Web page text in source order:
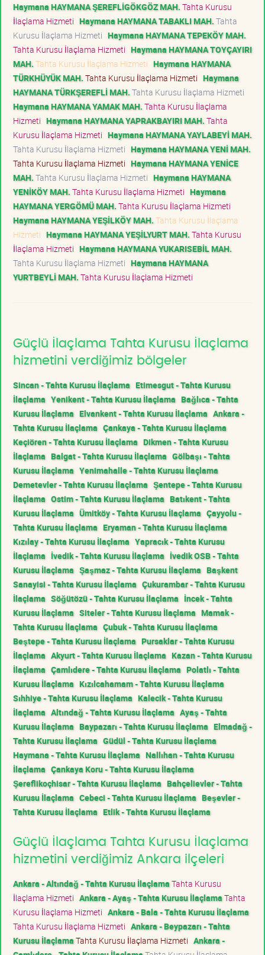
Haymana HAYMANA ŞEREFLİGÖKGÖZ MAH. Tahta Kurusu
İlaçlama Hizmeti Haymana HAYMANA TABAKLI MAH. Tahta
Kurusu İlaçlama Hizmeti Haymana HAYMANA TEPEKÖY MAH.
Tahta Kurusu İlaçlama Hizmeti Haymana HAYMANA TOYÇAYIRI
MAH. Tahta Kurusu İlaçlama Hizmeti Haymana HAYMANA
TÜRKHÜYÜK MAH. Tahta Kurusu İlaçlama Hizmeti Haymana
HAYMANA TÜRKŞEREFLİ MAH. Tahta Kurusu İlaçlama Hizmeti
Haymana HAYMANA YAMAK MAH. Tahta Kurusu İlaçlama
Hizmeti Haymana HAYMANA YAPRAKBAYIRI MAH. Tahta
Kurusu İlaçlama Hizmeti Haymana HAYMANA YAYLABEYİ MAH.
Tahta Kurusu İlaçlama Hizmeti Haymana HAYMANA YENİ MAH.
Tahta Kurusu İlaçlama Hizmeti Haymana HAYMANA YENİCE
MAH. Tahta Kurusu İlaçlama Hizmeti Haymana HAYMANA
YENİKÖY MAH. Tahta Kurusu İlaçlama Hizmeti Haymana
HAYMANA YERGÖMÜ MAH. Tahta Kurusu İlaçlama Hizmeti
Haymana HAYMANA YEŞİLKÖY MAH. Tahta Kurusu İlaçlama
Hizmeti Haymana HAYMANA YEŞİLYURT MAH. Tahta Kurusu
İlaçlama Hizmeti Haymana HAYMANA YUKARISEBİL MAH.
Tahta Kurusu İlaçlama Hizmeti Haymana HAYMANA
YURTBEYLİ MAH. Tahta Kurusu İlaçlama Hizmeti
Güçlü İlaçlama Tahta Kurusu İlaçlama
hizmetini verdiğimiz bölgeler
Sincan - Tahta Kurusu İlaçlama Etimesgut - Tahta Kurusu
İlaçlama Yenikent - Tahta Kurusu İlaçlama Bağlıca - Tahta
Kurusu İlaçlama Elvankent - Tahta Kurusu İlaçlama Ankara -
Tahta Kurusu İlaçlama Çankaya - Tahta Kurusu İlaçlama
Keçiören - Tahta Kurusu İlaçlama Dikmen - Tahta Kurusu
İlaçlama Balgat - Tahta Kurusu İlaçlama Gölbaşı - Tahta
Kurusu İlaçlama Yenimahalle - Tahta Kurusu İlaçlama
Demetevler - Tahta Kurusu İlaçlama Şentepe - Tahta Kurusu
İlaçlama Ostim - Tahta Kurusu İlaçlama Batıkent - Tahta
Kurusu İlaçlama Ümitköy - Tahta Kurusu İlaçlama Çayyolu -
Tahta Kurusu İlaçlama Eryaman - Tahta Kurusu İlaçlama
Kızılay - Tahta Kurusu İlaçlama Yapracık - Tahta Kurusu
İlaçlama İvedik - Tahta Kurusu İlaçlama İvedik OSB - Tahta
Kurusu İlaçlama Şaşmaz - Tahta Kurusu İlaçlama Başkent
Sanayisi - Tahta Kurusu İlaçlama Çukurambar - Tahta Kurusu
İlaçlama Söğütözü - Tahta Kurusu İlaçlama İncek - Tahta
Kurusu İlaçlama Siteler - Tahta Kurusu İlaçlama Mamak -
Tahta Kurusu İlaçlama Çubuk - Tahta Kurusu İlaçlama
Beştepe - Tahta Kurusu İlaçlama Pursaklar - Tahta Kurusu
İlaçlama Akyurt - Tahta Kurusu İlaçlama Kazan - Tahta Kurusu
İlaçlama Çamlıdere - Tahta Kurusu İlaçlama Polatlı - Tahta
Kurusu İlaçlama Kızılcahamam - Tahta Kurusu İlaçlama
Sıhhiye - Tahta Kurusu İlaçlama Kalecik - Tahta Kurusu
İlaçlama Altındağ - Tahta Kurusu İlaçlama Ayaş - Tahta
Kurusu İlaçlama Baypazarı - Tahta Kurusu İlaçlama Elmadağ -
Tahta Kurusu İlaçlama Güdül - Tahta Kurusu İlaçlama
Haymana - Tahta Kurusu İlaçlama Nallıhan - Tahta Kurusu
İlaçlama Çankaya Koru - Tahta Kurusu İlaçlama
Şereflikoçhisar - Tahta Kurusu İlaçlama Bahçelievler - Tahta
Kurusu İlaçlama Cebeci - Tahta Kurusu İlaçlama Beşevler -
Tahta Kurusu İlaçlama Etlik - Tahta Kurusu İlaçlama
Güçlü İlaçlama Tahta Kurusu İlaçlama
hizmetini verdiğimiz Ankara ilçeleri
Ankara - Altındağ - Tahta Kurusu İlaçlamaTahta Kurusu
İlaçlama Hizmeti Ankara - Ayaş - Tahta Kurusu İlaçlamaTahta
Kurusu İlaçlama Hizmeti Ankara - Bala - Tahta Kurusu İlaçlama
Tahta Kurusu İlaçlama Hizmeti Ankara - Beypazarı - Tahta
Kurusu İlaçlamaTahta Kurusu İlaçlama Hizmeti Ankara -